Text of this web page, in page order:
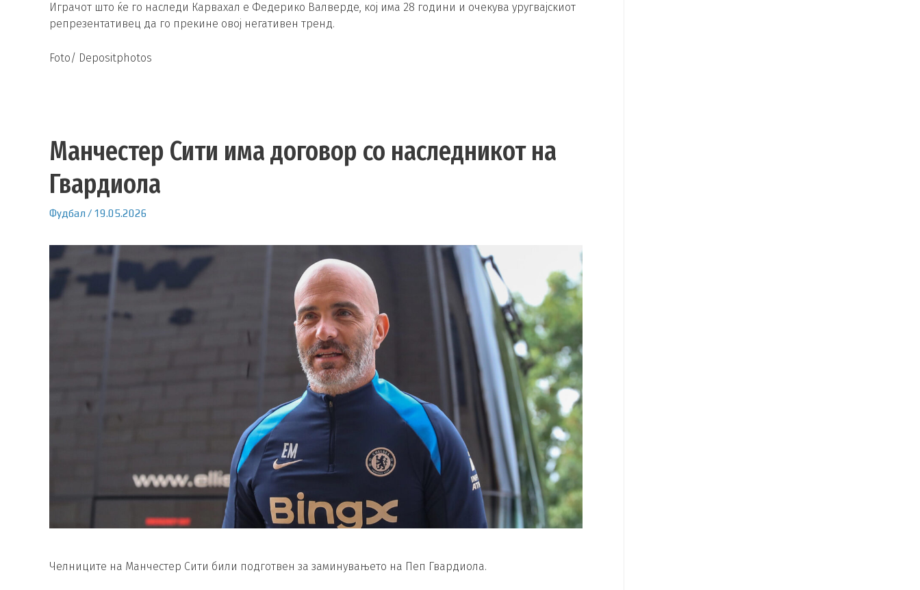
Играчот што ќе го наследи Карвахал е Федерико Валверде, кој има 28 години и очекува уругвајскиот
репрезентативец да го прекине овој негативен тренд.
Foto/ Depositphotos
Манчестер Сити има договор со наследникот на
Гвардиола
Фудбал / 19.05.2026
Челниците на Манчестер Сити били подготвен за заминувањето на Пеп Гвардиола.